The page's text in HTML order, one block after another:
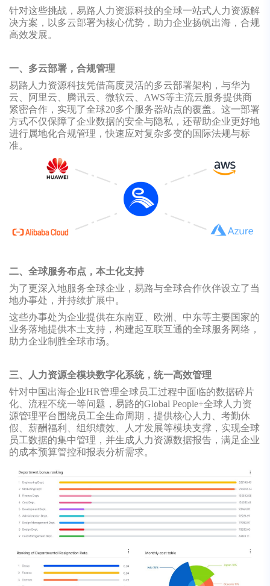
针对这些挑战，易路人力资源科技的全球一站式人力资源解
决方案，以多云部署为核心优势，助力企业扬帆出海，合规
高效发展。
一、多云部署，合规管理
易路人力资源科技凭借高度灵活的多云部署架构，与华为
云、阿里云、腾讯云、微软云、AWS等主流云服务提供商
紧密合作，实现了全球20多个服务器站点的覆盖。这一部署
方式不仅保障了企业数据的安全与隐私，还帮助企业更好地
进行属地化合规管理，快速应对复杂多变的国际法规与标
准。
二、全球服务布点，本土化支持
为了更深入地服务全球企业，易路与全球合作伙伴设立了当
地办事处，并持续扩展中。
这些办事处为企业提供在东南亚、欧洲、中东等主要国家的
业务落地提供本土支持，构建起互联互通的全球服务网络，
助力企业制胜全球市场。
三、人力资源全模块数字化系统，统一高效管理
针对中国出海企业HR管理全球员工过程中面临的数据碎片
化、流程不统一等问题，易路的Global People+全球人力资
源管理平台围绕员工全生命周期，提供核心人力、考勤休
假、薪酬福利、组织绩效、人才发展等模块支撑，实现全球
员工数据的集中管理，并生成人力资源数据报告，满足企业
的成本预算管控和报表分析需求。